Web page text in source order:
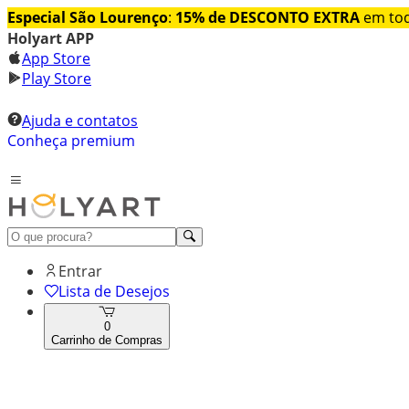
Especial São Lourenço: 15% de DESCONTO EXTRA em
Holyart APP
App Store
Play Store
Ajuda e contatos
Conheça premium
Entrar
Lista de Desejos
0
Carrinho de Compras